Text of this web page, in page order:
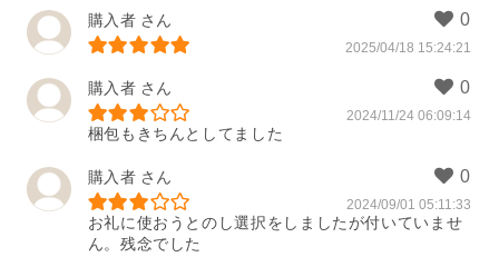
購入者
2025/04/18 15:24:21
購入者
2024/11/24 06:09:14
梱包もきちんとしてました
購入者
2024/09/01 05:11:33
お礼に使おうとのし選択をしましたが付いていませ
ん。残念でした